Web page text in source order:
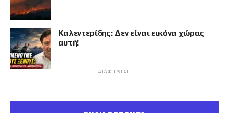
Καλεντερίδης: Δεν είναι εικόνα χώρας
αυτή!
ΔΙΑΦΉΜΙΣΗ